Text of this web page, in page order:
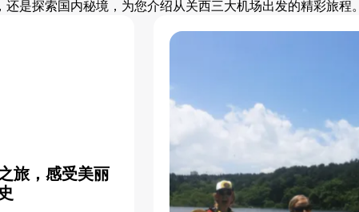
还是探索国内秘境，为您介绍从关西三大机场出发的精彩旅程。
旅，感受美丽